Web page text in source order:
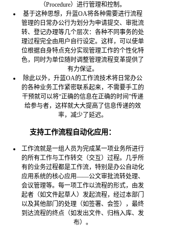
（Procedure）进行管理和控制。
基于这种思想，升蓝OA将各种需要进行流程
管理的日常办公行为划分为申请提交、审批流
转、登记办理等几个层次：各种不同事务的处
理过程完全由用户自行设定。这样，可以使单
位根据自身特点充分实现管理工作的个性化特
色，同时为单位随时调整管理流程变革提供了
有力保证。
除此以外，升蓝OA的工作流技术将日常办公
的各种业务工作紧密联系起来，不需要手工的
干预就可以将“正确的信息在正确的时间”传递
给参与者，这样就大大提高了信息传递的效
率，减少了延迟。
支持工作流程自动化应用：
工作流就是一组人员为完成某一项业务所进行
的所有工作与工作转交（交互）过程。几乎所
有的业务过程都是工作流，特别是办公自动化
应用系统的核心应用——公文审批流转处理、
会议管理等。每一项工作以流程的形式，由发
起者（如文件起草人）发起流程，经过本部门
以及其他部门的处理（如签署、会签），最终
到达流程的终点（如发出文件、归档入库、发
布）。